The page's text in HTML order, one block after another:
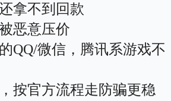
拿不到回款
恶意压价
QQ/微信，腾讯系游戏不
按官方流程走防骗更稳